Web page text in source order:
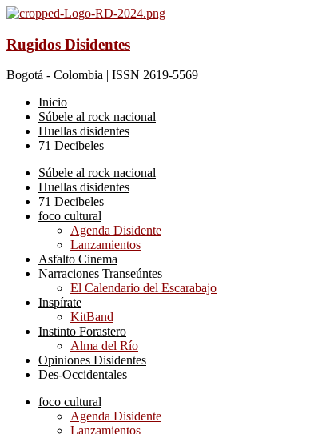
Rugidos Disidentes
Bogotá - Colombia | ISSN 2619-5569
Inicio
Súbele al rock nacional
Huellas disidentes
71 Decibeles
Súbele al rock nacional
Huellas disidentes
71 Decibeles
foco cultural
Agenda Disidente
Lanzamientos
Asfalto Cinema
Narraciones Transeúntes
El Calendario del Escarabajo
Inspírate
KitBand
Instinto Forastero
Alma del Río
Opiniones Disidentes
Des-Occidentales
foco cultural
Agenda Disidente
Lanzamientos